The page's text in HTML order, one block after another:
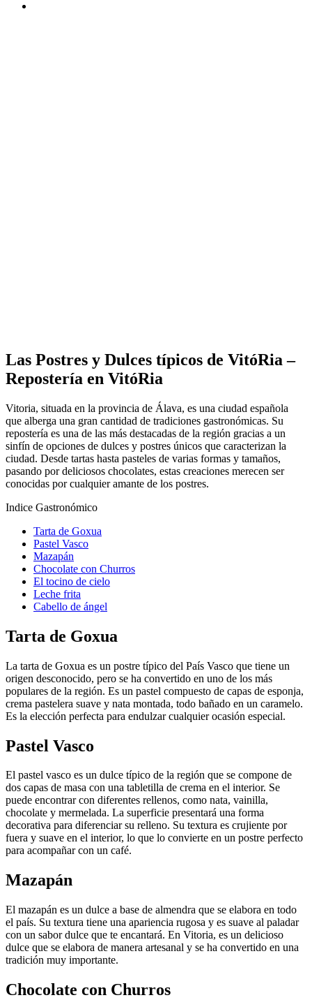
Las Postres y Dulces típicos de VitóRia –
Repostería en VitóRia
Vitoria, situada en la provincia de Álava, es una ciudad española
que alberga una gran cantidad de tradiciones gastronómicas. Su
repostería es una de las más destacadas de la región gracias a un
sinfín de opciones de dulces y postres únicos que caracterizan la
ciudad. Desde tartas hasta pasteles de varias formas y tamaños,
pasando por deliciosos chocolates, estas creaciones merecen ser
conocidas por cualquier amante de los postres.
Indice Gastronómico
Tarta de Goxua
Pastel Vasco
Mazapán
Chocolate con Churros
El tocino de cielo
Leche frita
Cabello de ángel
Tarta de Goxua
La tarta de Goxua es un postre típico del País Vasco que tiene un
origen desconocido, pero se ha convertido en uno de los más
populares de la región. Es un pastel compuesto de capas de esponja,
crema pastelera suave y nata montada, todo bañado en un caramelo.
Es la elección perfecta para endulzar cualquier ocasión especial.
Pastel Vasco
El pastel vasco es un dulce típico de la región que se compone de
dos capas de masa con una tabletilla de crema en el interior. Se
puede encontrar con diferentes rellenos, como nata, vainilla,
chocolate y mermelada. La superficie presentará una forma
decorativa para diferenciar su relleno. Su textura es crujiente por
fuera y suave en el interior, lo que lo convierte en un postre perfecto
para acompañar con un café.
Mazapán
El mazapán es un dulce a base de almendra que se elabora en todo
el país. Su textura tiene una apariencia rugosa y es suave al paladar
con un sabor dulce que te encantará. En Vitoria, es un delicioso
dulce que se elabora de manera artesanal y se ha convertido en una
tradición muy importante.
Chocolate con Churros